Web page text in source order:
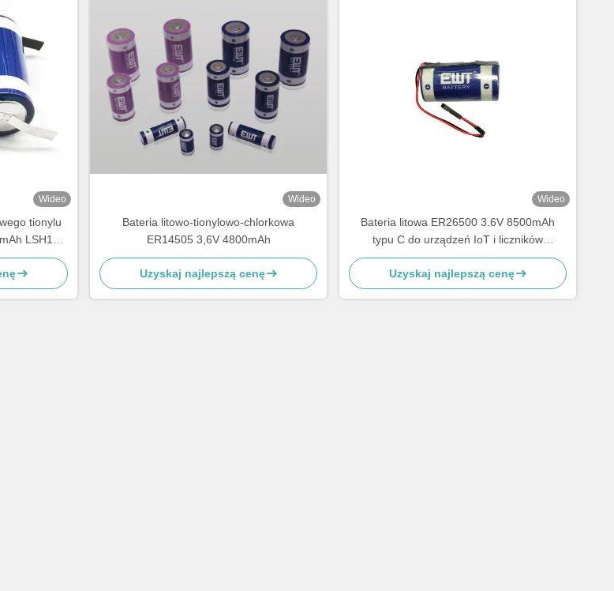
Wideo
tionylu
LSH14
Wideo
Bateria litowo-tionylowo-chlorkowa
ER14505 3,6V 4800mAh
Uzyskaj najlepszą cenę
Wideo
Bateria litowa ER26500 3.6V 8500mAh
typu C do urządzeń IoT i liczników
przemysłowych
Uzyskaj najlepszą cenę